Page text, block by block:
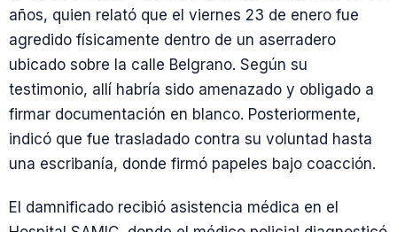
años, quien relató que el viernes 23 de enero fue
agredido físicamente dentro de un aserradero
ubicado sobre la calle Belgrano. Según su
testimonio, allí habría sido amenazado y obligado a
firmar documentación en blanco. Posteriormente,
indicó que fue trasladado contra su voluntad hasta
una escribanía, donde firmó papeles bajo coacción.
El damnificado recibió asistencia médica en el